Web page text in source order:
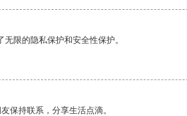
限的隐私保护和安全性保护。
保持联系，分享生活点滴。